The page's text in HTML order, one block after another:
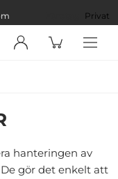
Privat
hanteringen av
gör det enkelt att
du vill